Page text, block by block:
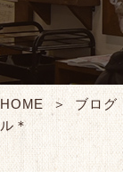
HOME ブログ
ル＊